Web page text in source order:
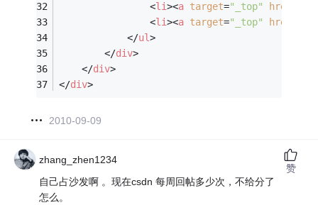
<li><a target="_top" href
<li><a target="_top" href
</ul>
</div>
</div>
</div>
2010-09-09
zhang_zhen1234
自己占沙发啊 。现在csdn 每周回帖多少次，不给分了
怎么。
赞